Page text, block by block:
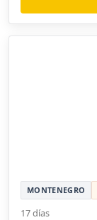
MONTENEGRO
17 días